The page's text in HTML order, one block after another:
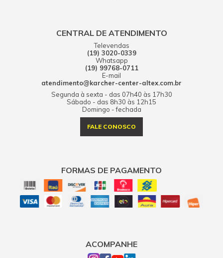
CENTRAL DE ATENDIMENTO
Televendas
(19) 3020-0339
Whatsapp
(19) 99768-0711
E-mail
atendimento@karcher-center-altex.com.br
Segunda à sexta - das 07h40 às 17h30
Sábado - das 8h30 às 12h15
Domingo - fechada
FALE CONOSCO
FORMAS DE PAGAMENTO
ACOMPANHE